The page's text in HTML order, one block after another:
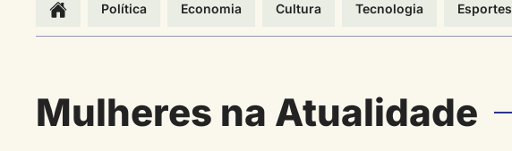
Política Economia Cultura Tecnologia Esportes
Mulheres na Atualidade